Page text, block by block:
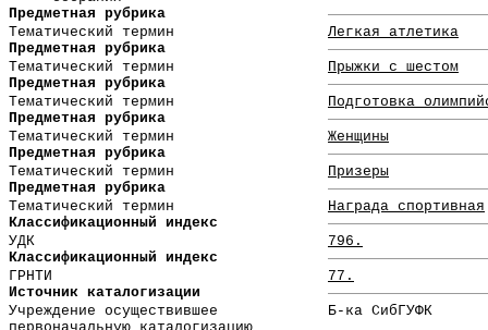
Предметная рубрика
Тематический термин
Легкая атлетика
Предметная рубрика
Тематический термин
Прыжки с шестом
Предметная рубрика
Тематический термин
Подготовка
Предметная рубрика
Тематический термин
Женщины
Предметная рубрика
Тематический термин
Призеры
Предметная рубрика
Тематический термин
Награда спортивная
Классификационный индекс
УДК
796.
Классификационный индекс
ГРНТИ
77.
Источник каталогизации
Учреждение осуществившее
Б-ка СибГУФК